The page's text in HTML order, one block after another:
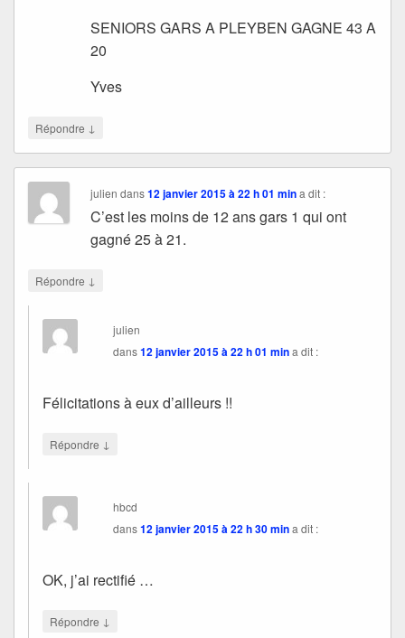
SENIORS GARS A PLEYBEN GAGNE 43 A
20
Yves
Répondre ↓
julien dans12 janvier 2015 à 22 h 01 min a dit :
C’est les moins de 12 ans gars 1 qui ont
gagné 25 à 21.
Répondre ↓
julien
dans12 janvier 2015 à 22 h 01 mina dit :
Félicitations à eux d’ailleurs !!
Répondre ↓
hbcd
dans12 janvier 2015 à 22 h 30 mina dit :
OK, j’ai rectifié …
Répondre ↓